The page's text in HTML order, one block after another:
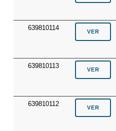
639810114
639810113
639810112